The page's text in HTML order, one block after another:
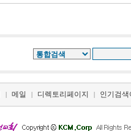
| 메일 | 디렉토리페이지 | 인기검색